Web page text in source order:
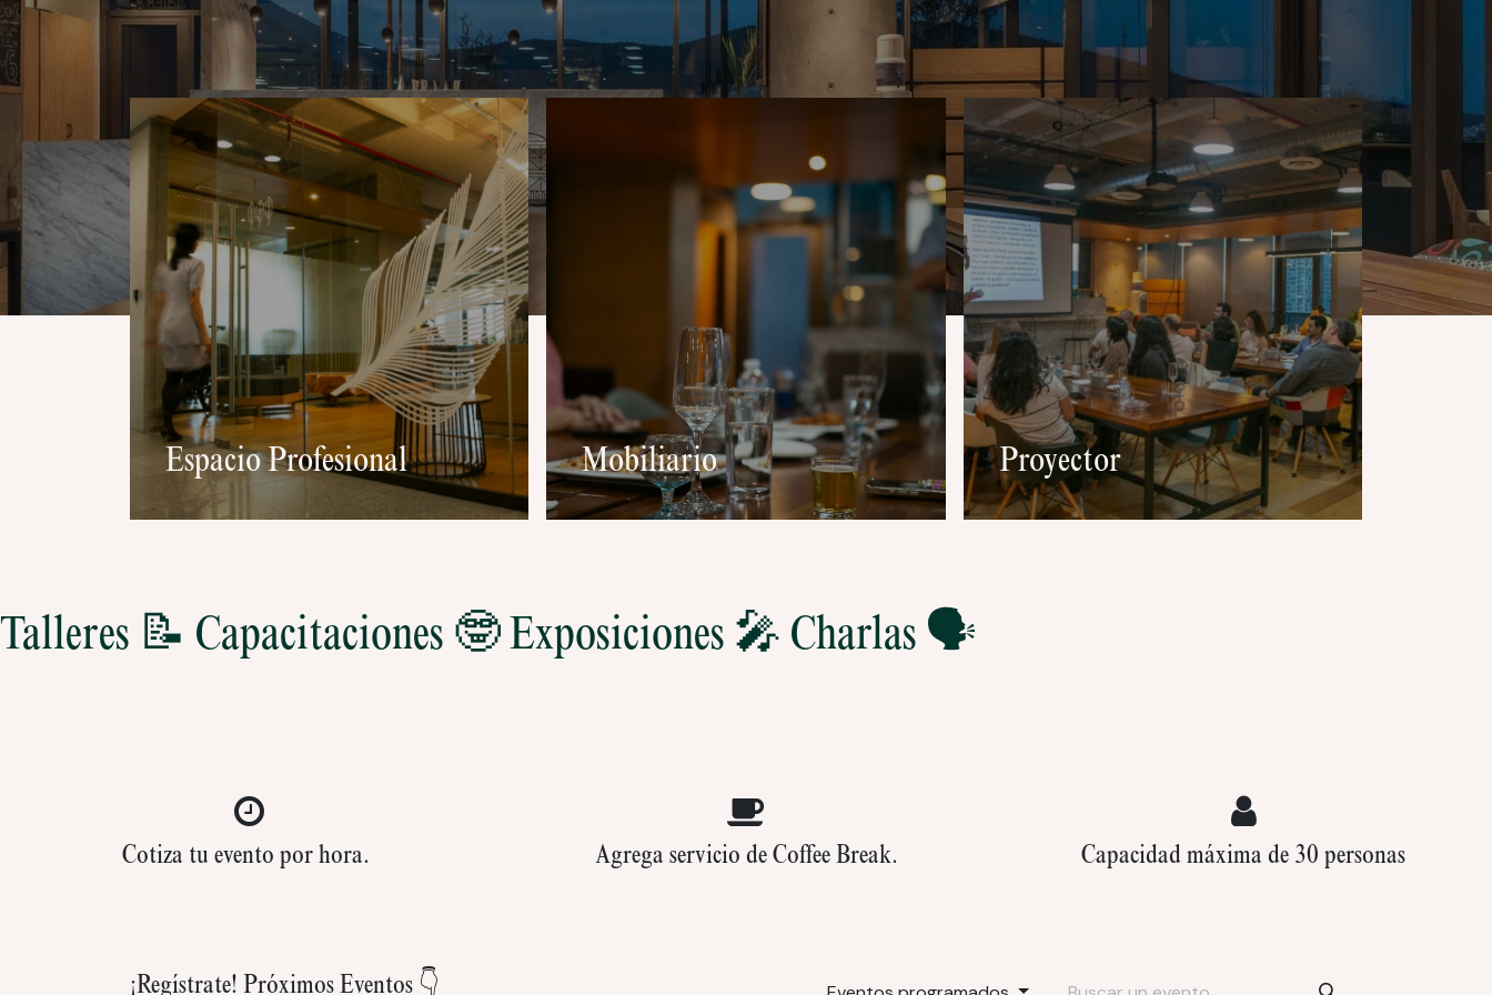
Espacio Profesional Mobiliario Proyector
Talleres 📝 Capacitaciones 🤓 Exposiciones 🎤 Charlas 🗣️
Cotiza tu evento por hora. Agrega servicio de Coffee Break. Capacidad máxima de 30 personas
¡Regístrate! Próximos Eventos 👇